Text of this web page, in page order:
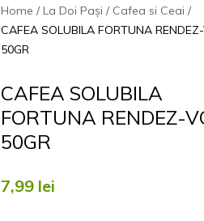
Home La Doi Pași
Cafea si Ceai
CAFEA SOLUBILA FORTUNA
50GR
CAFEA SOLUBILA
FORTUNA RENDEZ-
50GR
7,99 lei